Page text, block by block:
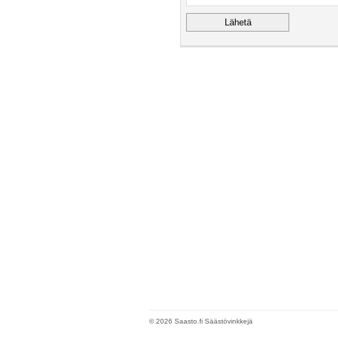
© 2026 Saasto.fi Säästövinkkejä